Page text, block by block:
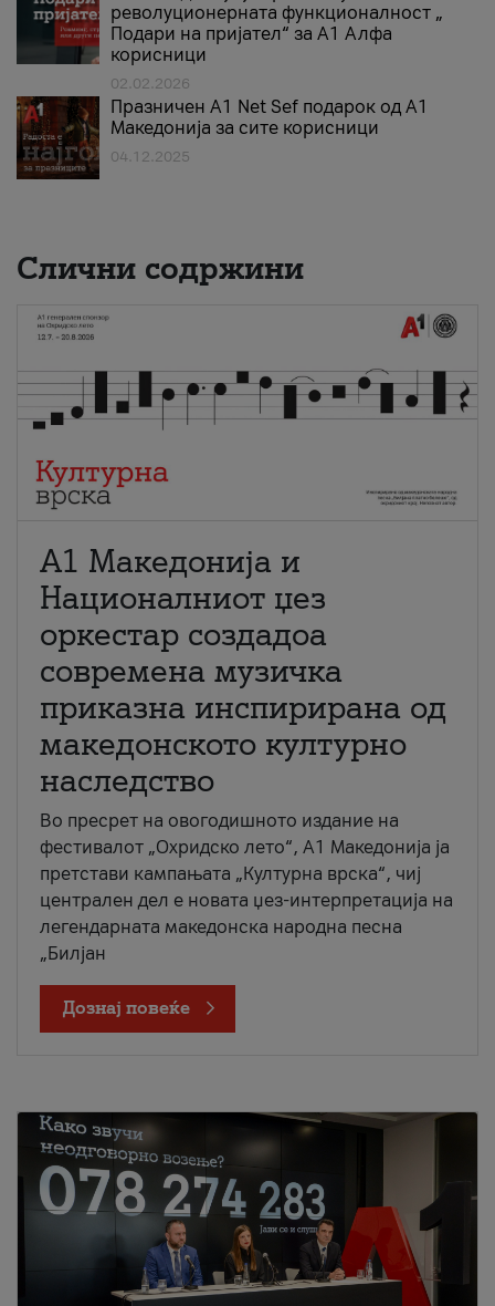
револуционерната функционалност „
Подари на пријател“ за А1 Алфа
корисници
02.02.2026
Празничен A1 Net Sеf подарок од А1
Македонија за сите корисници
04.12.2025
Слични содржини
А1 Македонија и
Националниот џез
оркестар создадоа
современа музичка
приказна инспирирана од
македонското културно
наследство
Во пресрет на овогодишното издание на
фестивалот „Охридско лето“, А1 Македонија ја
претстави кампањата „Културна врска“, чиј
централен дел е новата џез-интерпретација на
легендарната македонска народна песна
„Билјан
Дознај повеќе